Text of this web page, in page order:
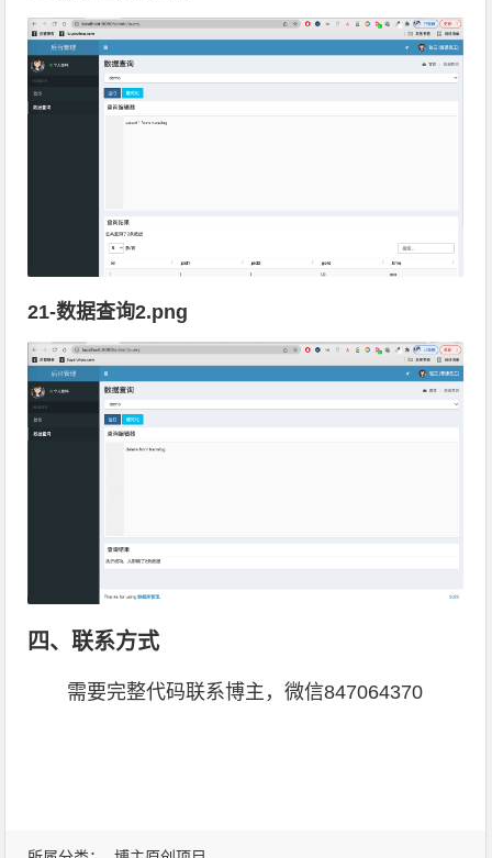
21-数据查询2.png
四、联系方式
需要完整代码联系博主，微信847064370